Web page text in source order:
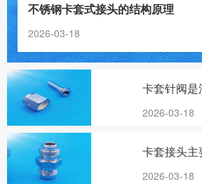
不锈钢卡套式接头的结构原理
2026-03-18
卡套针阀
2026-03-18
卡套接头
2026-03-18